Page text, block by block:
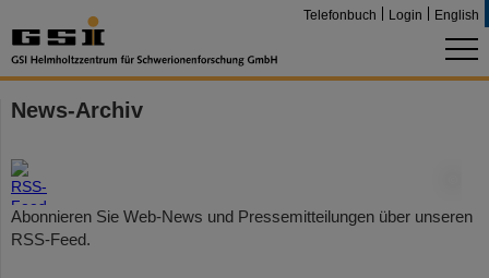
Telefonbuch Login English
News-Archiv
Abonnieren Sie Web-News und Pressemitteilungen über unseren
RSS-Feed.